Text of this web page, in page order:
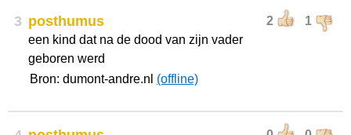
3 2 1
posthumus
een kind dat na de dood van zijn vader
geboren werd
Bron: dumont-andre.nl (offline)